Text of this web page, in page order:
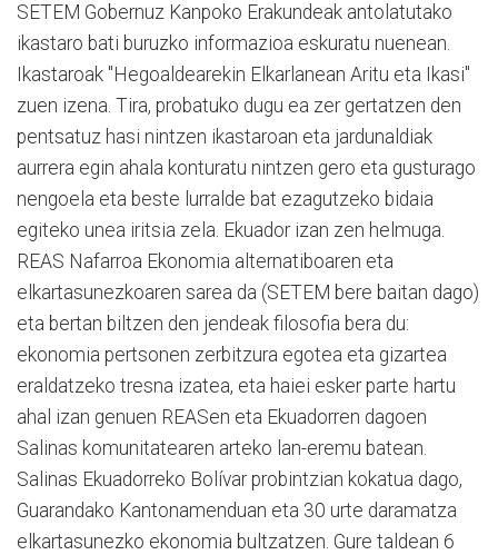
SETEM Gobernuz Kanpoko Erakundeak antolatutako
ikastaro bati buruzko informazioa eskuratu nuenean.
Ikastaroak "Hegoaldearekin Elkarlanean Aritu eta Ikasi"
zuen izena. Tira, probatuko dugu ea zer gertatzen den
pentsatuz hasi nintzen ikastaroan eta jardunaldiak
aurrera egin ahala konturatu nintzen gero eta gusturago
nengoela eta beste lurralde bat ezagutzeko bidaia
egiteko unea iritsia zela. Ekuador izan zen helmuga.
REAS Nafarroa Ekonomia alternatiboaren eta
elkartasunezkoaren sarea da (SETEM bere baitan dago)
eta bertan biltzen den jendeak filosofia bera du:
ekonomia pertsonen zerbitzura egotea eta gizartea
eraldatzeko tresna izatea, eta haiei esker parte hartu
ahal izan genuen REASen eta Ekuadorren dagoen
Salinas komunitatearen arteko lan-eremu batean.
Salinas Ekuadorreko Bolívar probintzian kokatua dago,
Guarandako Kantonamenduan eta 30 urte daramatza
elkartasunezko ekonomia bultzatzen. Gure taldean 6